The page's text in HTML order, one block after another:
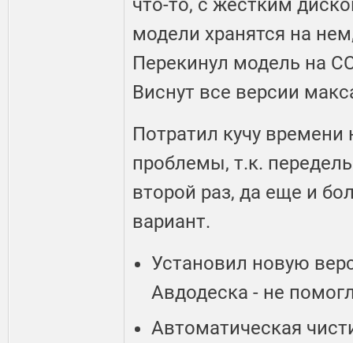
что-то, с жестким
модели хранятся на
Перекинул модель на
Виснут все версии
Потратил кучу
проблемы, т.к.
второй раз, да еще и
вариант.
Установил новую
Авдодеска - не
Автоматическая